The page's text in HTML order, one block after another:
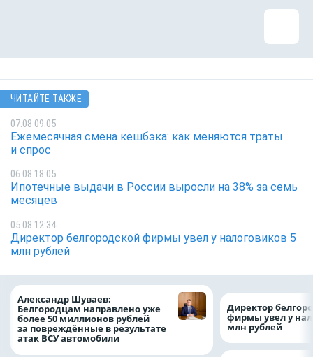
ЧИТАЙТЕ ТАКЖЕ
07.08 09:05
Ежемесячная смена кешбэка: как меняются траты
и спрос
06.08 18:05
Ипотечные выдачи в России выросли на 38% за семь
месяцев
05.08 12:34
Директор белгородской фирмы увел у налоговиков 5
млн рублей
Александр Шуваев:
Белгородцам направлено уже
более 50 миллионов рублей
за повреждённые в результате
атак ВСУ автомобили
Директор
фирмы увел у
млн рублей